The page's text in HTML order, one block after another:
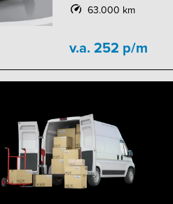
63.000 km
v.a. 252 p/m